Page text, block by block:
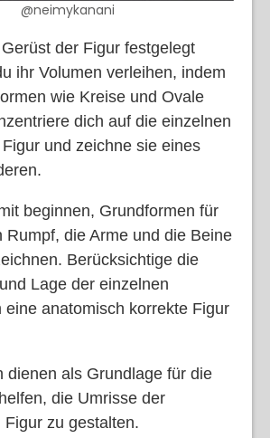
@neimykanani
der Figur festgelegt
ihr Volumen verleihen, indem
wie Kreise und Ovale
dich auf die einzelnen
und zeichne sie eines
beginnen, Grundformen für
Rumpf, die Arme und die Beine
Berücksichtige die
Lage der einzelnen
eine anatomisch korrekte Figur
dienen als Grundlage für die
die Umrisse der
Figur zu gestalten.